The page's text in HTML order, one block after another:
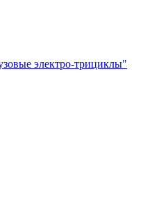
электро‑трициклы"